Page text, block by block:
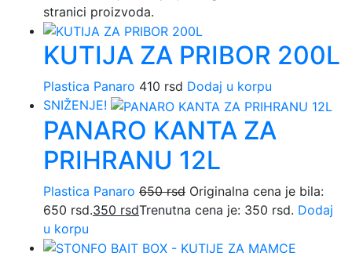
stranici proizvoda.
KUTIJA ZA PRIBOR 200L
Plastica Panaro 410 rsd Dodaj u korpu
SNIŽENJE!
PANARO KANTA ZA
PRIHRANU 12L
Plastica Panaro 650rsd Originalna cena je bila:
650 rsd.350 rsdTrenutna cena je: 350 rsd. Dodaj
u korpu